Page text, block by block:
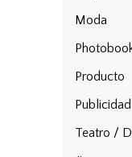
Moda
Producto
Publicidad
Teatro /